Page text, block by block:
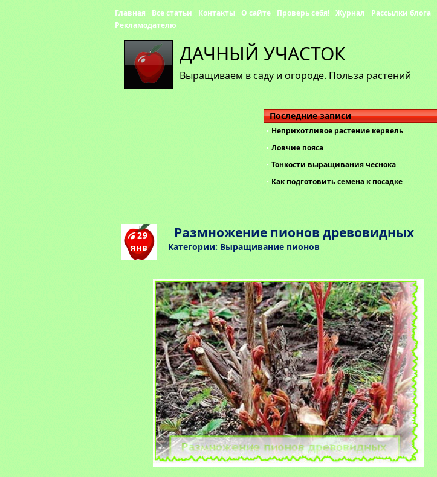
ДАЧНЫЙ УЧАСТОК
Выращиваем в саду и огороде. Польза растений
Главная Все статьи Контакты О сайте Проверь себя! Журнал
Рассылки блога
Рекламодателю
Последние записи
Неприхотливое растение кервель
Ловчие пояса
Тонкости выращивания чеснока
Как подготовить семена к посадке
29
янв
Размножение пионов древовидных
Категории: Выращивание пионов